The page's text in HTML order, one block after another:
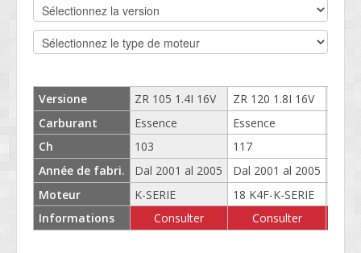
Versione
Carburant
Ch
Année de fabri.
Moteur
Informations
ZR 105 1.4I 16V
Essence
103
Dal 2001 al 2005
K-SERIE
Consulter
ZR 120 1.8I 16V
Essence
117
Dal 2001 al 2005
18 K4F-K-SERIE
Consulter